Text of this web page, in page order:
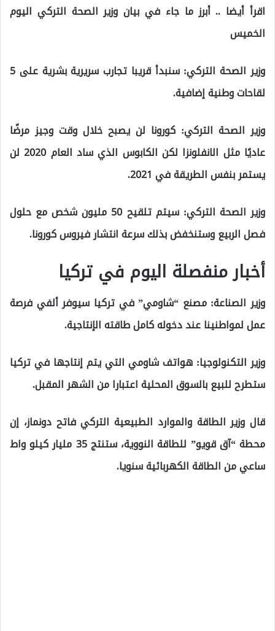
اقرأ أيضا .. أبرز ما جاء في بيان وزير الصحة التركي اليوم
الخميس
وزير الصحة التركي: سنبدأ قريبا تجارب سريرية بشرية على 5
لقاحات وطنية إضافية.
وزير الصحة التركي: كورونا لن يصبح خلال وقت وجيز مرضًا
عاديًا مثل الانفلونزا لكن الكابوس الذي ساد العام 2020 لن
يستمر بنفس الطريقة في 2021.
وزير الصحة التركي: سيتم تلقيح 50 مليون شخص مع حلول
فصل الربيع وستنخفض بذلك سرعة انتشار فيروس كورونا.
أخبار منفصلة اليوم في تركيا
وزير الصناعة: مصنع “شاومي” في تركيا سيوفر ألفي فرصة
عمل لمواطنينا عند دخوله كامل طاقته الإنتاجية.
وزير التكنولوجيا: هواتف شاومي التي يتم إنتاجها في تركيا
ستطرح للبيع بالسوق المحلية اعتبارا من الشهر المقبل.
قال وزير الطاقة والموارد الطبيعية التركي فاتح دونماز، إن
محطة “آق قويو” للطاقة النووية، ستنتج 35 مليار كيلو واط
ساعي من الطاقة الكهربائية سنويا.